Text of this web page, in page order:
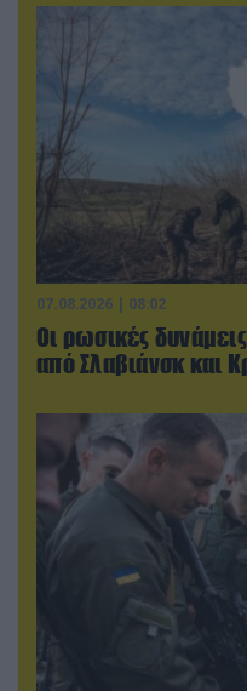
07.08.2026 | 08:02
Οι ρωσικές
από Σλαβιάνσκ και